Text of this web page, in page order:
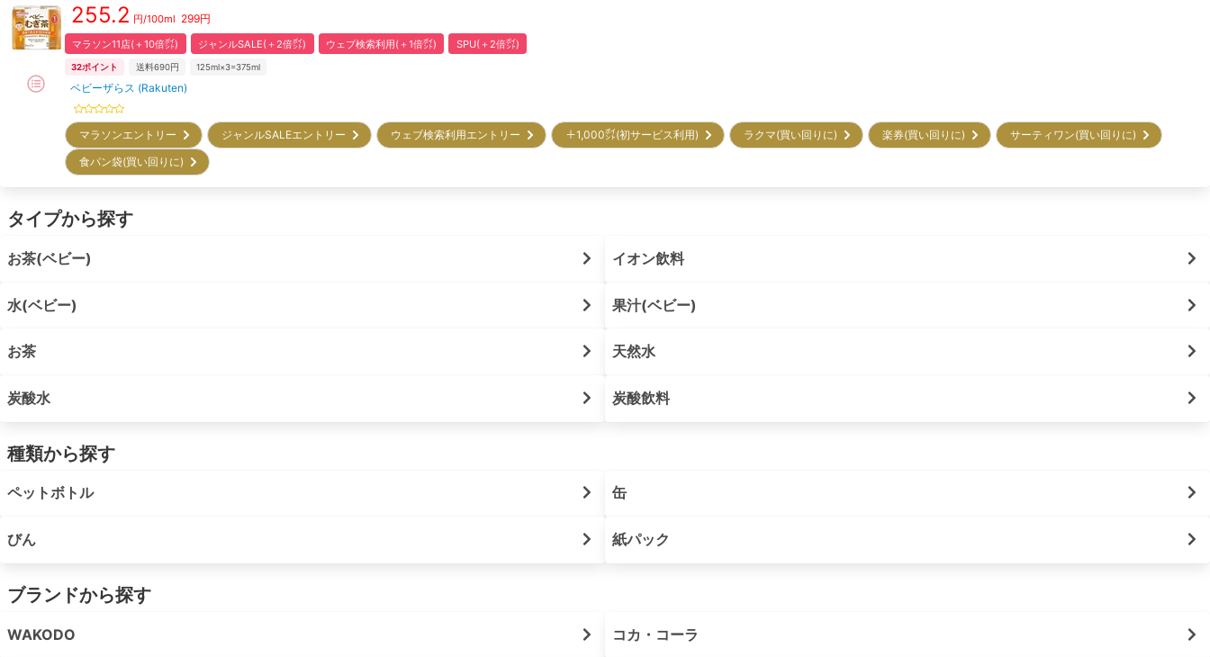
255.2 円/100ml 299円
マラソン11店(＋10倍㌽) ジャンルSALE(＋2倍㌽) ウェブ検索利用(＋1倍㌽) SPU(＋2倍㌽)
32ポイント 送料690円 125ml×3=375ml
ベビーザらス (Rakuten)
マラソンエントリー ジャンルSALEエントリー ウェブ検索利用エントリー ＋1,000㌽(初サービス利用) ラクマ(買い回りに) 楽券(買い回りに)
サーティワン(買い回りに)
食パン袋(買い回りに)
タイプから探す
お茶(ベビー) イオン飲料
水(ベビー) 果汁(ベビー)
お茶 天然水
炭酸水 炭酸飲料
種類から探す
ペットボトル 缶
びん 紙パック
ブランドから探す
WAKODO コカ・コーラ